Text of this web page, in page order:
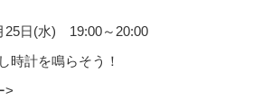
日(水) 19:00～20:00
時計を鳴らそう！
>